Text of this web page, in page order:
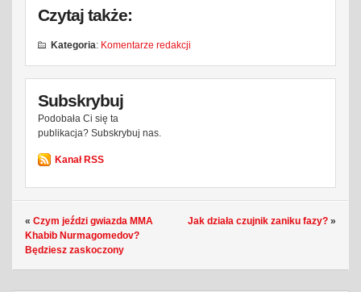
Czytaj także:
Kategoria: Komentarze redakcji
Subskrybuj
Podobała Ci się ta
publikacja? Subskrybuj nas.
Kanał RSS
Jak działa czujnik zaniku fazy? »
« Czym jeździ gwiazda MMA
Khabib Nurmagomedov?
Będziesz zaskoczony